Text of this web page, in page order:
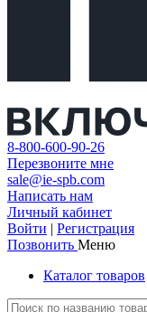
8-800-600-90-26
Перезвоните мне
sale@ie-spb.com
Написать нам
Личный кабинет
Войти | Регистрация
Позвонить Меню
Каталог товаров